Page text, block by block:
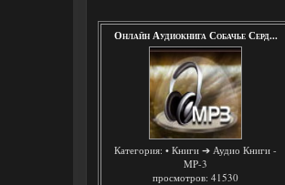
Онлайн Аудиокнига Собачье Серд...
Категория: • Книги ➔ Аудио Книги -
MP-3
просмотров: 41530